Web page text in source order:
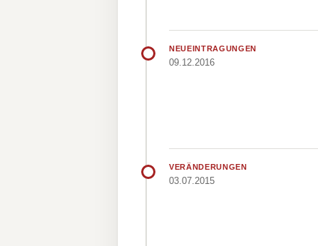
NEUEINTRAGUNGEN
09.12.2016
VERÄNDERUNGEN
03.07.2015